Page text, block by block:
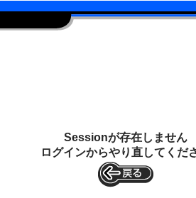
Sessionが存在しません
ログインからやり直してくだ